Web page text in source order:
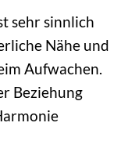
sehr sinnlich
Nähe und
Aufwachen.
Beziehung